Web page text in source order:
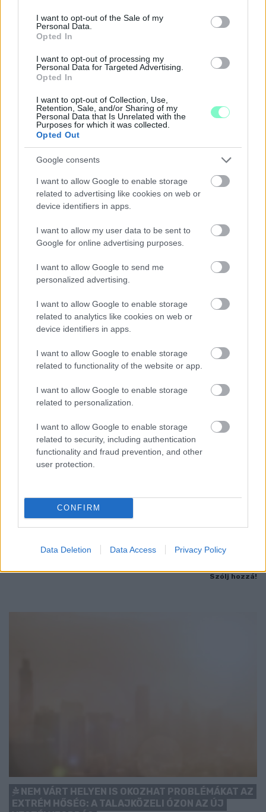
consent section.
I want to opt-out of the Sale of my
Personal Data.
Opted In
I want to opt-out of processing my
Personal Data for Targeted Advertising.
Opted In
I want to opt-out of Collection, Use,
Retention, Sale, and/or Sharing of my
Personal Data that Is Unrelated with the
Purposes for which it was collected.
Opted Out
Google consents
I want to allow Google to enable storage
related to advertising like cookies on web or
device identifiers in apps.
I want to allow my user data to be sent to
Google for online advertising purposes.
I want to allow Google to send me
personalized advertising.
I want to allow Google to enable storage
related to analytics like cookies on web or
device identifiers in apps.
I want to allow Google to enable storage
related to functionality of the website or app.
I want to allow Google to enable storage
related to personalization.
I want to allow Google to enable storage
related to security, including authentication
functionality and fraud prevention, and other
user protection.
CONFIRM
Data Deletion Data Access Privacy Policy
GYŐR TOVÁBBRA IS TAKARÉKOSKODIK: NEM
KAPCSOLJÁK VISSZA A DÍSZKIVILÁGÍTÁST, ÉS A
LEGTÖBB SZÖKŐKÚT SEM INDUL ÚJRA
Pintér Bence polgármester szerint az enyhülés csak átmeneti,
ezért az újabb hőhullámra készülve fenntartják a víz- és
energiahasználat csökkentésére hozott városi intézkedéseket.
MIT LEHET TENNI, HA A BABA NEM FOGADJA EL A
CUMISÜVEGET?
elutasítja a cumisüveget.
Szólj hozzá!
NEM VÁRT HELYEN IS OKOZHAT PROBLÉMÁKAT AZ
EXTRÉM HŐSÉG: A TALAJKÖZELI ÓZON AZ ÚJ